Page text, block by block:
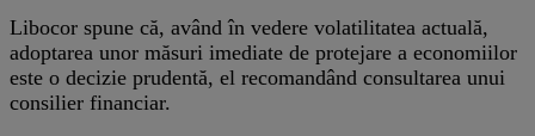
Libocor spune că, având în vedere volatilitatea actuală,
adoptarea unor măsuri imediate de protejare a economiilor
este o decizie prudentă, el recomandând consultarea unui
consilier financiar.